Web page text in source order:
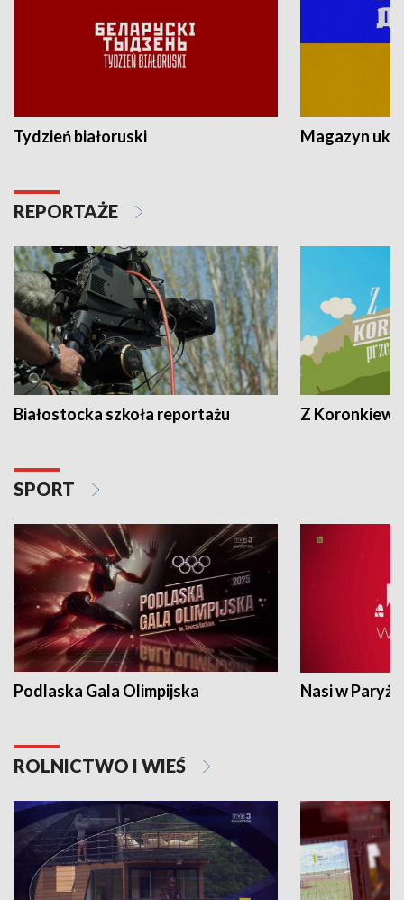
Tydzień białoruski Magazyn
REPORTAŻE
Białostocka szkoła reportażu Z
SPORT
Podlaska Gala Olimpijska Nasi w Paryżu
ROLNICTWO I WIEŚ